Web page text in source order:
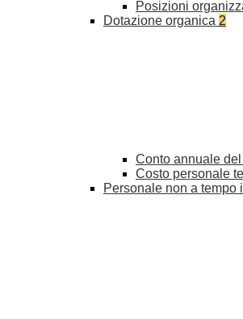
Posizioni
Dotazione organica 2
Conto annuale
Costo personale
Personale non a tempo